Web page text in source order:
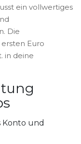
ein vollwertiges
Die
Euro
in deine
Konto und